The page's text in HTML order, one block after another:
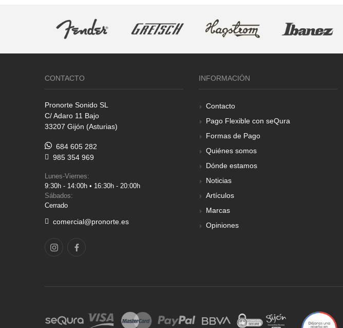
CONTACTO
Pronorte Sonido SL
C/ Adaro 11 Bajo
33207 Gijón (Asturias)
684 605 282
985 354 969
Lunes-Viernes:
9:30h - 14:00h • 16:30h - 20:00h
Sábados:
Cerrado
comercial@pronorte.es
INFORMACIÓN
Contacto
Pago Flexible con seQura
Formas de Pago
Quiénes somos
Dónde estamos
Noticias
Artículos
Marcas
Opiniones